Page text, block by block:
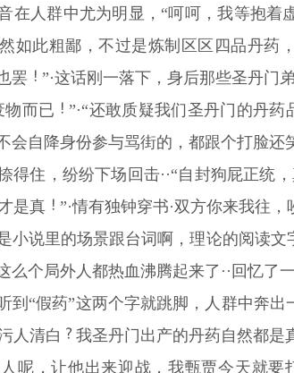
在人群中尤为明显，“呵呵，我等抱
如此粗鄙，不过是炼制区区四品丹药
罢
”·这话刚一落下，身后那些圣丹门
物而已
”·“还敢质疑我们圣丹门的丹药
会自降身份参与骂街的，都跟个打脸还
得住，纷纷下场回击··“自封狗屁正统
是真
”·情有独钟穿书·双方你来我往，
小说里的场景跟台词啊，理论的阅读
么个局外人都热血沸腾起来了··回忆了
到“假药”这两个字就跳脚，人群中奔
人清白
我圣丹门出产的丹药自然都是
呢，让他出来迎战，我甄贾今天就要